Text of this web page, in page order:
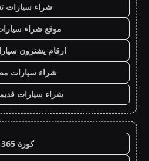
شراء سيارات
موقع شراء
ارقام يشترون
شراء سيارات
شراء سيارات
كورة 365